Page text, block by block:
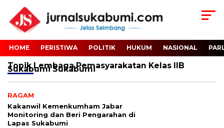
HOME PERISTIWA POLITIK HUKUM NASIONAL
TopikLembaga Pemasyarakatan Kelas IIB
Sukabumi Sukabumi
RAGAM
Kakanwil Kemenkumham Jabar
Monitoring dan Beri Pengarahan di
Lapas Sukabumi